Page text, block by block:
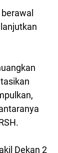
Dekan 2